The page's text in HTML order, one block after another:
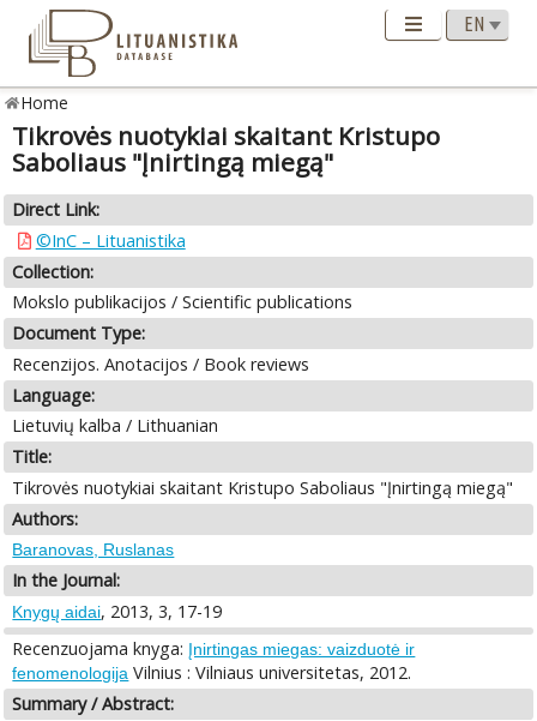
Home
Tikrovės nuotykiai skaitant Kristupo
Saboliaus "Įnirtingą miegą"
Direct Link:
©InC – Lituanistika
Collection:
Mokslo publikacijos / Scientific publications
Document Type:
Recenzijos. Anotacijos / Book reviews
Language:
Lietuvių kalba / Lithuanian
Title:
Tikrovės nuotykiai skaitant Kristupo Saboliaus "Įnirtingą miegą"
Authors:
Baranovas, Ruslanas
In the Journal:
Knygų aidai, 2013, 3, 17-19
Recenzuojama knyga: Įnirtingas miegas: vaizduotė ir
fenomenologija Vilnius : Vilniaus universitetas, 2012.
Summary / Abstract: